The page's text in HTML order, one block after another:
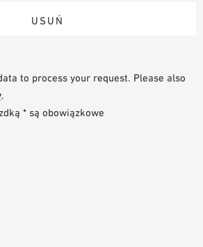
to process your request. Please also
.
* są obowiązkowe